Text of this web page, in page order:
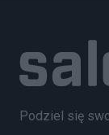
Podziel się